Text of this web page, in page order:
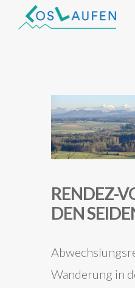
RENDEZ-
DEN
Wanderung in